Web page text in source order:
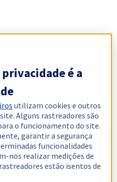
é a
utilizam cookies e outros
Alguns rastreadores são
o funcionamento do site.
garantir a segurança
funcionalidades
nos realizar medições de
estão isentos de